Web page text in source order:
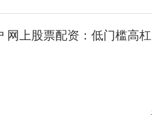
网上股票配资：低门槛高杠